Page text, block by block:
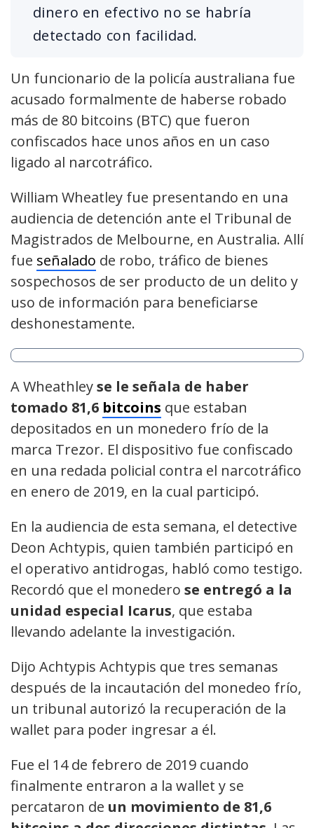
dinero en efectivo no se habría
detectado con facilidad.
Un funcionario de la policía australiana fue
acusado formalmente de haberse robado
más de 80 bitcoins (BTC) que fueron
confiscados hace unos años en un caso
ligado al narcotráfico.
William Wheatley fue presentando en una
audiencia de detención ante el Tribunal de
Magistrados de Melbourne, en Australia. Allí
fue señalado de robo, tráfico de bienes
sospechosos de ser producto de un delito y
uso de información para beneficiarse
deshonestamente.
A Wheathleyse le señala de haber
tomado 81,6 bitcoins que estaban
depositados en un monedero frío de la
marca Trezor. El dispositivo fue confiscado
en una redada policial contra el narcotráfico
en enero de 2019, en la cual participó.
En la audiencia de esta semana, el detective
Deon Achtypis, quien también participó en
el operativo antidrogas, habló como testigo.
Recordó que el monedero se entregó a la
unidad especial Icarus, que estaba
llevando adelante la investigación.
Dijo Achtypis Achtypis que tres semanas
después de la incautación del monedeo frío,
un tribunal autorizó la recuperación de la
wallet para poder ingresar a él.
Fue el 14 de febrero de 2019 cuando
finalmente entraron a la wallet y se
percataron de un movimiento de 81,6